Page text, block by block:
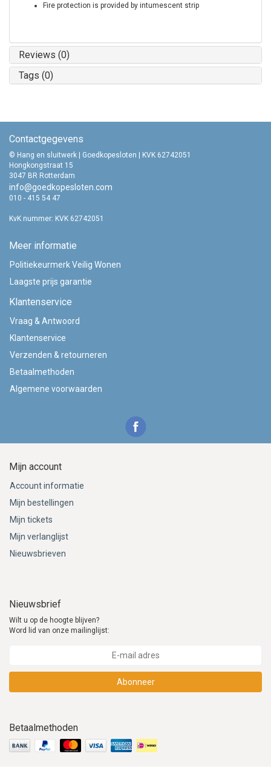
Fire protection is provided by intumescent strip
Reviews (0)
Tags (0)
Contactgegevens
© Hang en sluitwerk | Goedkopesloten | KVK 62742051
Hongkongstraat 15
3047 BR Rotterdam
info@goedkopesloten.com
010 - 415 54 47
KvK nummer: KVK 62742051
Meer informatie
Politiekeurmerk Veilig Wonen
Laagste prijs garantie
Klantenservice
Vraag & Antwoord
Klantenservice
Verzenden & retourneren
Betaalmethoden
Algemene voorwaarden
Mijn account
Account informatie
Mijn bestellingen
Mijn tickets
Mijn verlanglijst
Nieuwsbrieven
Nieuwsbrief
Wilt u op de hoogte blijven?
Word lid van onze mailinglijst:
Abonneer
Betaalmethoden